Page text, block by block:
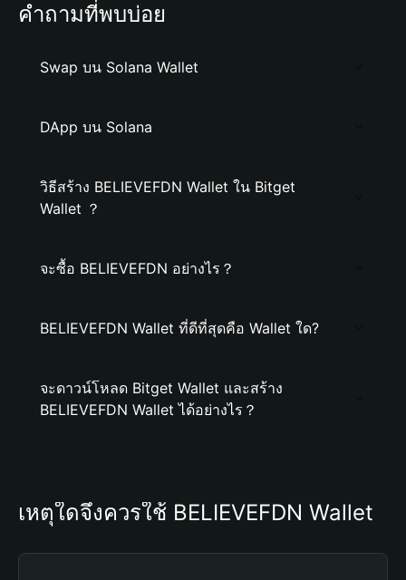
คำถามที่พบบ่อย
Swap บน Solana Wallet
DApp บน Solana
วิธีสร้าง BELIEVEFDN Wallet ใน Bitget
Wallet ？
จะซื้อ BELIEVEFDN อย่างไร？
BELIEVEFDN Wallet ที่ดีที่สุดคือ Wallet ใด?
จะดาวน์โหลด Bitget Wallet และสร้าง
BELIEVEFDN Wallet ได้อย่างไร？
เหตุใดจึงควรใช้ BELIEVEFDN Wallet